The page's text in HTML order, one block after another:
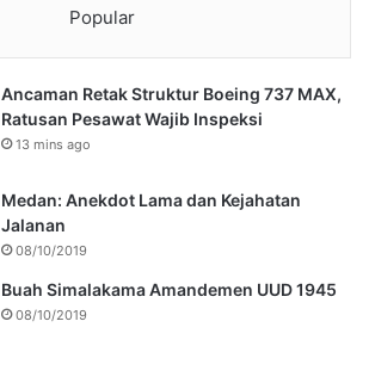
Popular
Ancaman Retak Struktur Boeing 737 MAX,
Ratusan Pesawat Wajib Inspeksi
13 mins ago
Medan: Anekdot Lama dan Kejahatan
Jalanan
08/10/2019
Buah Simalakama Amandemen UUD 1945
08/10/2019